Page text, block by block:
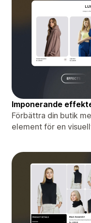
Imponerande
Förbättra din butik
element för en